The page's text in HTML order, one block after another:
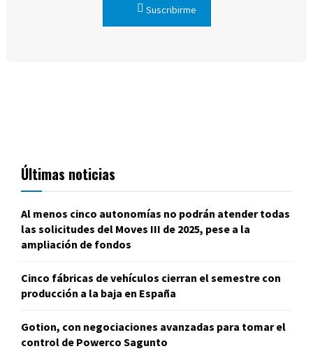
Suscribirme
Últimas noticias
Al menos cinco autonomías no podrán atender todas
las solicitudes del Moves III de 2025, pese a la
ampliación de fondos
Cinco fábricas de vehículos cierran el semestre con
producción a la baja en España
Gotion, con negociaciones avanzadas para tomar el
control de Powerco Sagunto